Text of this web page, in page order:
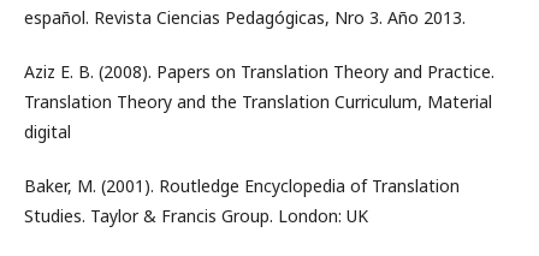
español. Revista Ciencias Pedagógicas, Nro 3. Año 2013.
Aziz E. B. (2008). Papers on Translation Theory and Practice.
Translation Theory and the Translation Curriculum, Material
digital
Baker, M. (2001). Routledge Encyclopedia of Translation
Studies. Taylor & Francis Group. London: UK